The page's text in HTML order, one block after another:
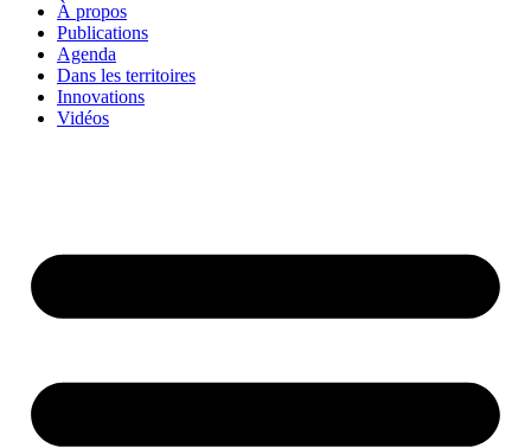
À propos
Publications
Agenda
Dans les territoires
Innovations
Vidéos